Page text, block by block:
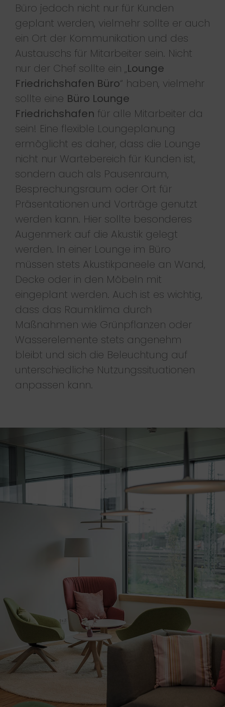
Büro jedoch nicht nur für Kunden
geplant werden, vielmehr sollte er auch
ein Ort der Kommunikation und des
Austauschs für Mitarbeiter sein. Nicht
nur der Chef sollte ein „Lounge
Friedrichshafen Büro“ haben, vielmehr
sollte eine Büro Lounge
Friedrichshafen für alle Mitarbeiter da
sein! Eine flexible Loungeplanung
ermöglicht es daher, dass die Lounge
nicht nur Wartebereich für Kunden ist,
sondern auch als Pausenraum,
Besprechungsraum oder Ort für
Präsentationen und Vorträge genutzt
werden kann. Hier sollte besonderes
Augenmerk auf die Akustik gelegt
werden. In einer Lounge im Büro
müssen stets Akustikpaneele an Wand,
Decke oder in den Möbeln mit
eingeplant werden. Auch ist es wichtig,
dass das Raumklima durch
Maßnahmen wie Grünpflanzen oder
Wasserelemente stets angenehm
bleibt und sich die Beleuchtung auf
unterschiedliche Nutzungssituationen
anpassen kann.